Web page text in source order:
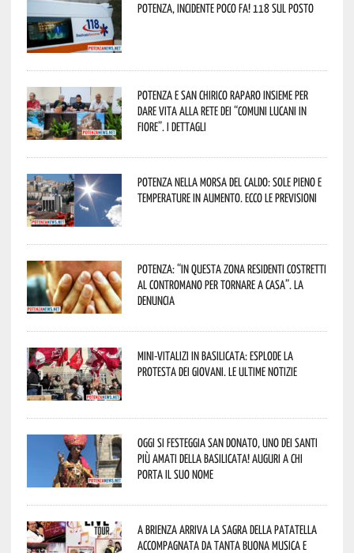
Potenza, incidente poco fa! 118 sul posto
Potenza e San Chirico Raparo insieme per
dare vita alla rete dei “Comuni Lucani in
Fiore”. I dettagli
Potenza nella morsa del caldo: sole pieno e
temperature in aumento. Ecco le previsioni
Potenza: “In questa zona residenti costretti
al contromano per tornare a casa”. La
denuncia
Mini-vitalizi in Basilicata: esplode la
protesta dei giovani. Le ultime notizie
Oggi si festeggia San Donato, uno dei Santi
più amati della Basilicata! Auguri a chi
porta il suo nome
A Brienza arriva la Sagra della Patatella
accompagnata da tanta buona musica e